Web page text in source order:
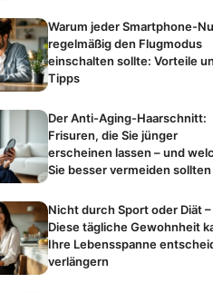
Warum jeder Smartphone-
regelmäßig den Flugmodus
einschalten sollte: Vorteile
Tipps
Der Anti-Aging-Haarschnitt:
Frisuren, die Sie jünger
erscheinen lassen – und
Sie besser vermeiden sollten
Nicht durch Sport oder Diät –
Diese tägliche Gewohnheit
Ihre Lebensspanne
verlängern